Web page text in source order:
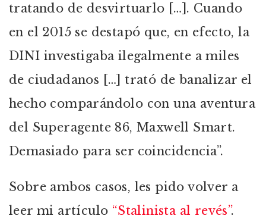
tratando de desvirtuarlo […]. Cuando
en el 2015 se destapó que, en efecto, la
DINI investigaba ilegalmente a miles
de ciudadanos […] trató de banalizar el
hecho comparándolo con una aventura
del Superagente 86, Maxwell Smart.
Demasiado para ser coincidencia”.
Sobre ambos casos, les pido volver a
leer mi artículo “Stalinista al revés”.